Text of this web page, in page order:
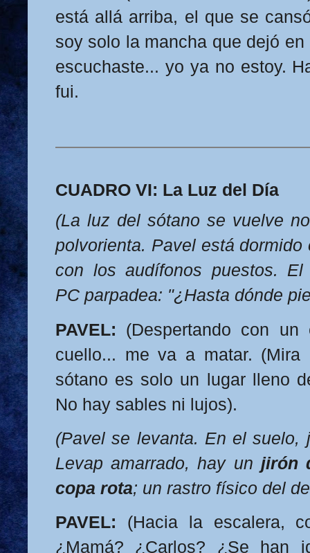
está allá arriba, el que se
soy solo la mancha que dejó
escuchaste... yo ya no estoy.
fui.
CUADRO VI: La Luz del Día
(La luz del sótano se vuelve
polvorienta. Pavel está
con los audífonos puestos. El
PC parpadea: "¿Hasta dónde
PAVEL: (Despertando con un
cuello... me va a matar. (Mira
sótano es solo un lugar lleno
No hay sables ni lujos).
(Pavel se levanta. En el suelo,
Levap amarrado, hay un jirón
copa rota; un rastro físico del
PAVEL: (Hacia la escalera,
¿Mamá? ¿Carlos? ¿Se han